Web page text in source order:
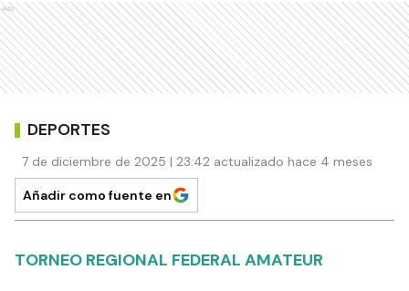
Ads
DEPORTES
7 de diciembre de 2025 | 23:42 actualizado hace 4 meses
Añadir como fuente en
TORNEO REGIONAL FEDERAL AMATEUR